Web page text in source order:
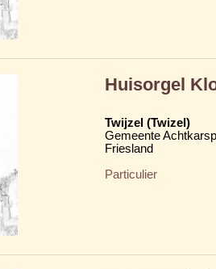
Huisorgel
Twijzel (Twizel)
Gemeente
Friesland
Particulier